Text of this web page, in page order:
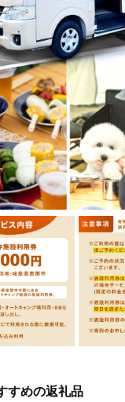
すめの返礼品